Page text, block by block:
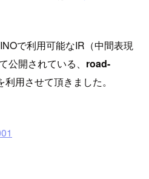
で利用可能なIR（中間表現
公開されている、 road-
利用させて頂きました。